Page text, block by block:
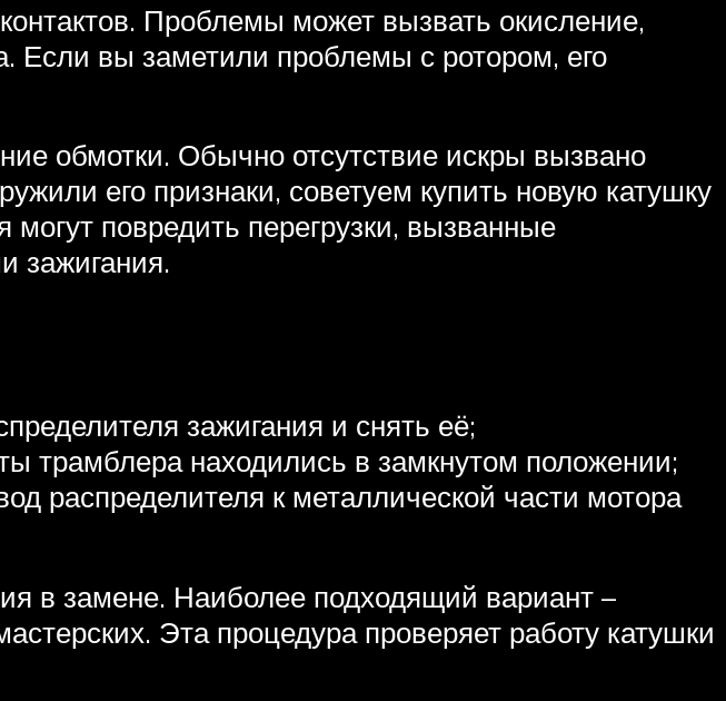
Проблемы может вызвать окисление,
Если вы заметили проблемы с ротором, его
обмотки. Обычно отсутствие искры вызвано
его признаки, советуем купить новую катушку
повредить перегрузки, вызванные
зажигания.
зажигания и снять её;
трамблера находились в замкнутом положении;
распределителя к металлической части мотора
в замене. Наиболее подходящий вариант –
Эта процедура проверяет работу катушки